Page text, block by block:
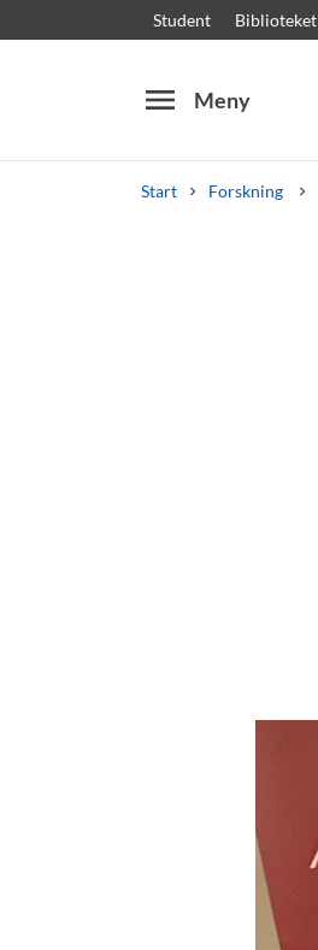
Student Biblioteket
menu Meny
Start Forskning